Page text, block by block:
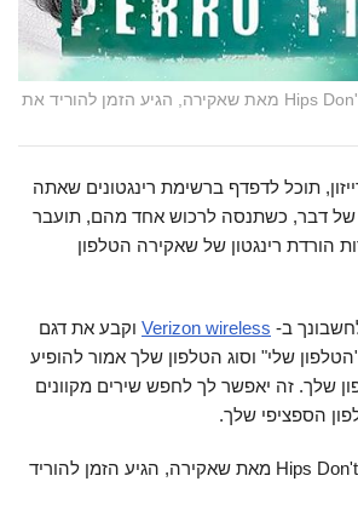
לאחר שמצאת את Hips Don't Lie מאת שאקירה, הגיע הזמן להוריד את
תוכל לדפדף ברשימת רינגטונים שאתה
של דבר, כשתנסה לרכוש אחד מהם, תועבר
הורדת רינגטון של שאקירה הטלפון
ב- Verizon wireless וקבע את דגם
שלי" וסוג הטלפון שלך אמור להופיע
שלך. זה יאפשר לך לחפש שירים מקוונים
הספציפי שלך.
לאחר שמצאת את Hips Don't Lie מאת שאקירה, הגיע הזמן להוריד